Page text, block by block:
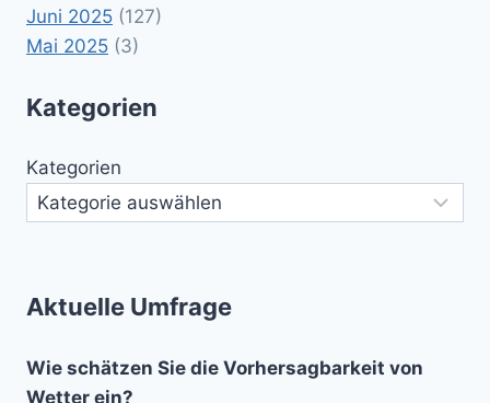
Juni 2025 (127)
Mai 2025 (3)
Kategorien
Kategorien
Aktuelle Umfrage
Wie schätzen Sie die Vorhersagbarkeit von
Wetter ein?